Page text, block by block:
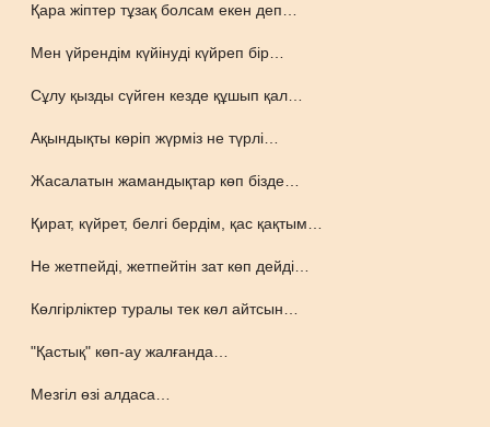
Қара жіптер тұзақ болсам екен деп…
Мен үйрендім күйінуді күйреп бір…
Сұлу қызды сүйген кезде құшып қал…
Ақындықты көріп жүрміз не түрлі…
Жасалатын жамандықтар көп бізде…
Қират, күйрет, белгі бердім, қас қақтым…
Не жетпейді, жетпейтін зат көп дейді…
Көлгірліктер туралы тек көл айтсын…
"Қастық" көп-ау жалғанда…
Мезгіл өзі алдаса…